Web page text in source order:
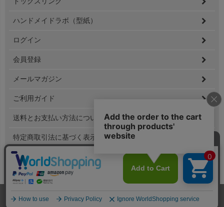
ハンドメイドラボ（型紙）
ログイン
会員登録
メールマガジン
ご利用ガイド
送料とお支払い方法について
特定商取引法に基づく表示
個人情報の取扱
Copyright(C) 2020 Sanwafukusou.Ltd All Rights Reserved.